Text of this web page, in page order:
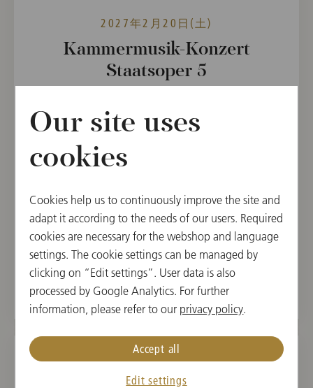
2027年2月20日(土)
Kammermusik-Konzert
Staatsoper 5
ウィーン国立歌劇場, マーラーザール, ウィーン,
オーストリア
Theodor Blumer,
Heinrich Kaspar Schmid,
Hans Huber
チケットを購入する
2027年3月20日(土)
Our site uses
cookies
Cookies help us to continuously improve the site and
adapt it according to the needs of our users. Required
cookies are necessary for the webshop and language
settings. The cookie settings can be managed by
clicking on “Edit settings”. User data is also
processed by Google Analytics. For further
information, please refer to our privacy policy.
Edit settings
Accept all